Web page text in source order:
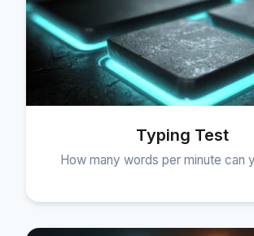
Typing Test
How many words per minute can